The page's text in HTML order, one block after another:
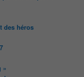
des héros
»